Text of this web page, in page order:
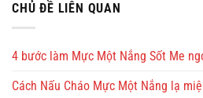
CHỦ ĐỀ LIÊN QUAN
4 bước làm Mực Một Nắng Sốt Me
Cách Nấu Cháo Mực Một Nắng lạ